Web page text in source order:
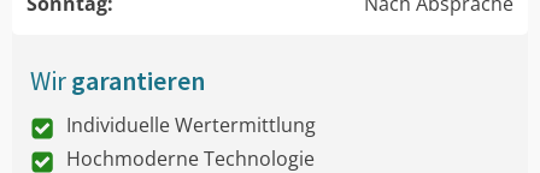
Wirgarantieren
Individuelle Wertermittlung
Hochmoderne Technologie